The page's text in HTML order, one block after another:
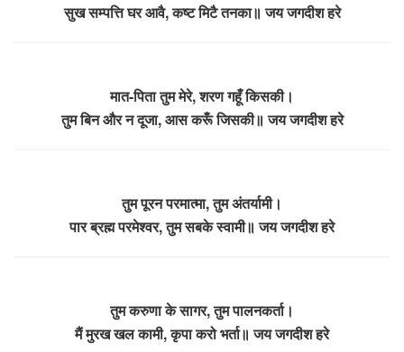
सुख सम्पत्ति घर आवै, कष्ट मिटै तनका॥ जय जगदीश हरे
मात-पिता तुम मेरे, शरण गहूँ किसकी।
तुम बिन और न दूजा, आस करूँ जिसकी॥ जय जगदीश हरे
तुम पूरन परमात्मा, तुम अंतर्यामी।
पार ब्रह्म परमेश्वर, तुम सबके स्वामी॥ जय जगदीश हरे
तुम करुणा के सागर, तुम पालनकर्ता।
मैं मुरख खल कामी, कृपा करो भर्ता॥ जय जगदीश हरे